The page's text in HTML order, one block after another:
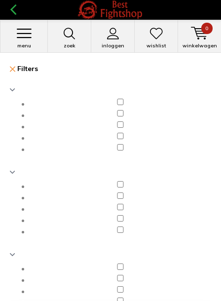
zoek inloggen
menu wishlist winkelwagen
0
Filters